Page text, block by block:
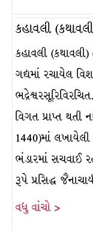
કહાવલી
કહાવલી
ગદ્યમાં રચાયેલ
વિગત પ્રાપ્ત થતી
1440)માં લખાયેલી
ભંડારમાં સચવાઈ
રૂપે પ્રસિદ્ધ
વધુ વાંચો >